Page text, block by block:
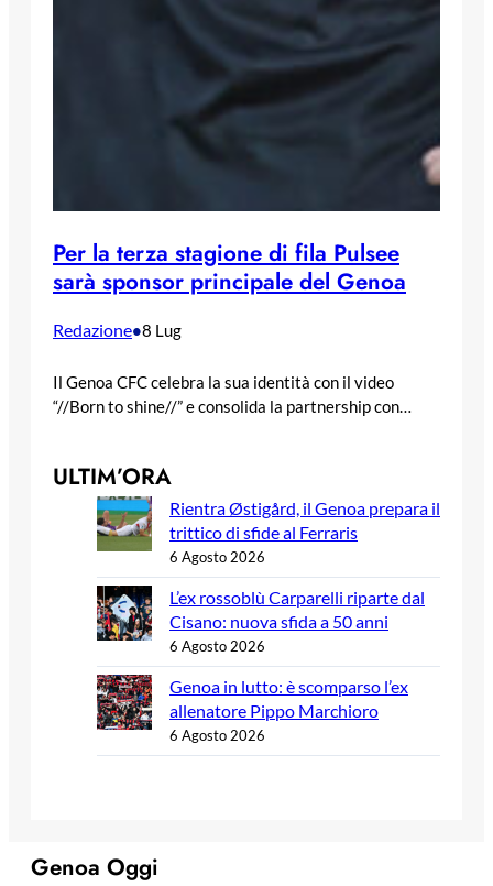
Per la terza stagione di fila Pulsee
sarà sponsor principale del Genoa
Redazione•8 Lug
Il Genoa CFC celebra la sua identità con il video
“//Born to shine//” e consolida la partnership con…
ULTIM’ORA
Rientra Østigård, il Genoa prepara il
trittico di sfide al Ferraris
6 Agosto 2026
L’ex rossoblù Carparelli riparte dal
Cisano: nuova sfida a 50 anni
6 Agosto 2026
Genoa in lutto: è scomparso l’ex
allenatore Pippo Marchioro
6 Agosto 2026
Genoa Oggi